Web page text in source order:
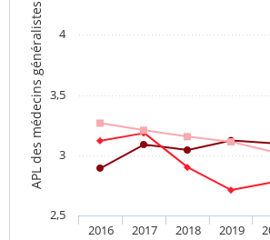
APL des médecins généralistes
2016 2017 2018 2019
2,5
3
3,5
4